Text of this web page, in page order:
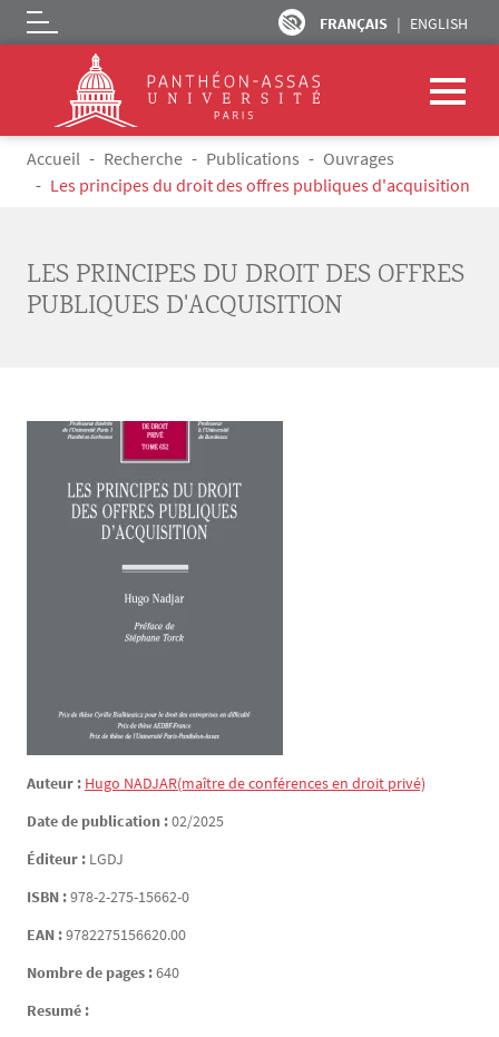
Aller au contenu principal
FRANÇAIS ENGLISH
Logo
Fil d'Ariane
Accueil Recherche Publications
Ouvrages
Les principes du droit des offres publiques d'acquisition
LES PRINCIPES DU DROIT DES OFFRES
PUBLIQUES D'ACQUISITION
Auteur : Hugo NADJAR(maître de conférences en droit privé)
Date de publication :02/2025
Éditeur : LGDJ
ISBN :978-2-275-15662-0
EAN :9782275156620.00
Nombre de pages :640
Resumé :